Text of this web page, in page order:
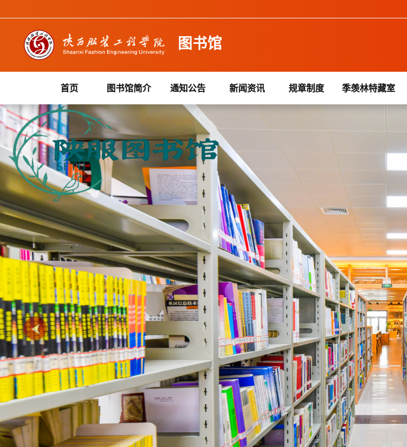
图书馆
首页 图书馆简介 通知公告 新闻资讯 规章制度 季羡林特藏室